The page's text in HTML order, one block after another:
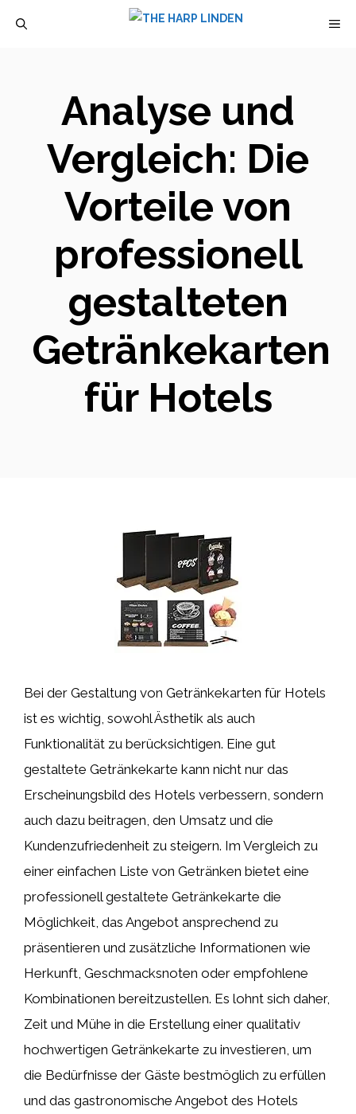
Analyse und
Vergleich: Die
Vorteile von
professionell
gestalteten
Getränkekarten
für Hotels
Bei der Gestaltung von Getränkekarten für Hotels
ist es wichtig, sowohl Ästhetik als auch
Funktionalität zu berücksichtigen. Eine gut
gestaltete Getränkekarte kann nicht nur das
Erscheinungsbild des Hotels verbessern, sondern
auch dazu beitragen, den Umsatz und die
Kundenzufriedenheit zu steigern. Im Vergleich zu
einer einfachen Liste von Getränken bietet eine
professionell gestaltete Getränkekarte die
Möglichkeit, das Angebot ansprechend zu
präsentieren und zusätzliche Informationen wie
Herkunft, Geschmacksnoten oder empfohlene
Kombinationen bereitzustellen. Es lohnt sich daher,
Zeit und Mühe in die Erstellung einer qualitativ
hochwertigen Getränkekarte zu investieren, um
die Bedürfnisse der Gäste bestmöglich zu erfüllen
und das gastronomische Angebot des Hotels